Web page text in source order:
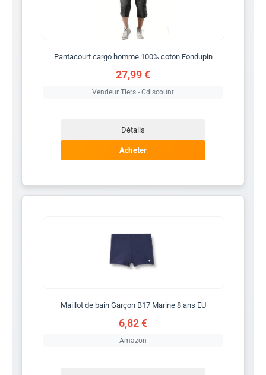
Pantacourt cargo homme 100% coton Fondupin
27,99 €
Vendeur Tiers - Cdiscount
Détails
Acheter
Maillot de bain Garçon B17 Marine 8 ans EU
6,82 €
Amazon